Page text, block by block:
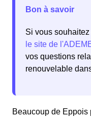
Bon à savoir
Si vous
le site de
vos questions
renouvelable
Beaucoup de Eppois